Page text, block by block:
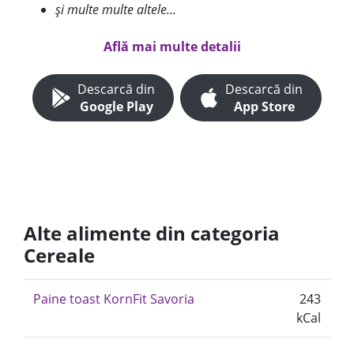
și multe multe altele...
Află mai multe detalii
Descarcă din
Google Play
Descarcă din
App Store
Alte alimente din categoria
Cereale
Paine toast KornFit Savoria
243
kCal